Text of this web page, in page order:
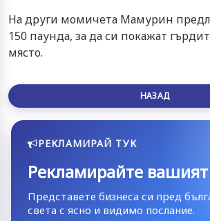
На други момичета Мамурин
150 паунда, за да си покажат
място.
НАЗАД
РЕКЛАМИРАЙ ТУК
Рекламирайте
Представете бизнеса си пред
света с ясно и видимо послание.